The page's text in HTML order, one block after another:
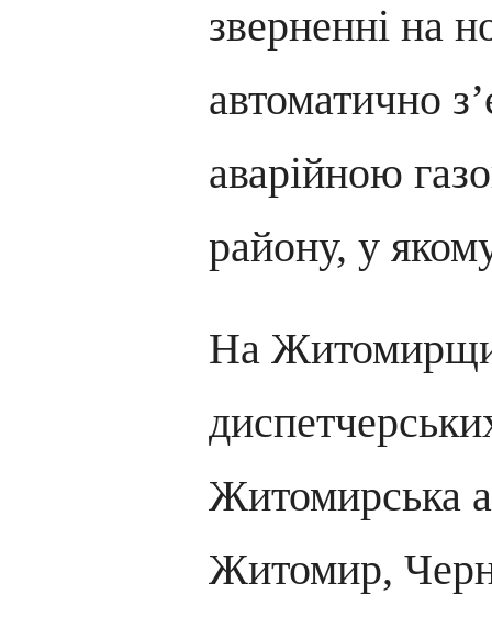
зверненні на
автоматично
аварійною
району, у
На
Житомирська
Житомир,